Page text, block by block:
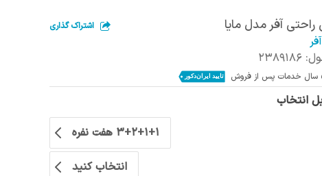
آفر مدل مایا اشتراک گذاری
2389186
انتخاب
3+2+1+1 هفت نفره
انتخاب کنید